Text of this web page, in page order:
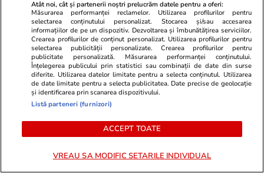
căldură” ar putea aduce temperaturi extreme,
de peste 44 grade Celsius
Auto 10:32
Amendă 2.000 de euro și suspendarea
permisului auto pe loc, timp de un an: cu ce
Grecia
Horoscop 27 iul.
Atât noi, cât și partenerii noștri prelucrăm datele pentru a oferi:
Măsurarea performanței reclamelor. Utilizarea profilurilor pentru
selectarea conținutului personalizat. Stocarea și/sau accesarea
informațiilor de pe un dispozitiv. Dezvoltarea și îmbunătățirea serviciilor.
Crearea profilurilor de conținut personalizat. Utilizarea profilurilor pentru
selectarea publicității personalizate. Crearea profilurilor pentru
publicitate personalizată. Măsurarea performanței conținutului.
Înțelegerea publicului prin statistici sau combinații de date din surse
diferite. Utilizarea datelor limitate pentru a selecta conținutul. Utilizarea
de date limitate pentru a selecta publicitatea. Date precise de geolocație
și identificarea prin scanarea dispozitivului.
Listă parteneri (furnizori)
ACCEPT TOATE
VREAU SA MODIFIC SETARILE INDIVIDUAL